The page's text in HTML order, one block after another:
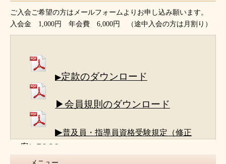
ご入会ご希望の方はメールフォームよりお申し込み願います。
入会金 1,000円 年会費 6,000円 （途中入会の方は月割り）
▶定款のダウンロード
▶会員規則のダウンロード
▶普及員・指導員資格受験規定（修正
案）R8.6.8